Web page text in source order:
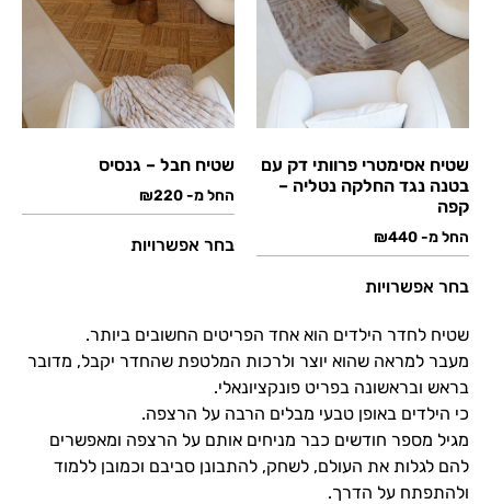
שטיח אסימטרי פרוותי דק עם
בטנה נגד החלקה נטליה –
קפה
החל מ- ₪440
בחר אפשרויות
שטיח חבל – גנסיס
החל מ- ₪220
בחר אפשרויות
שטיח לחדר הילדים הוא אחד הפריטים החשובים ביותר.
מעבר למראה שהוא יוצר ולרכות המלטפת שהחדר יקבל, מדובר
בראש ובראשונה בפריט פונקציונאלי.
כי הילדים באופן טבעי מבלים הרבה על הרצפה.
מגיל מספר חודשים כבר מניחים אותם על הרצפה ומאפשרים
להם לגלות את העולם, לשחק, להתבונן סביבם וכמובן ללמוד
ולהתפתח על הדרך.